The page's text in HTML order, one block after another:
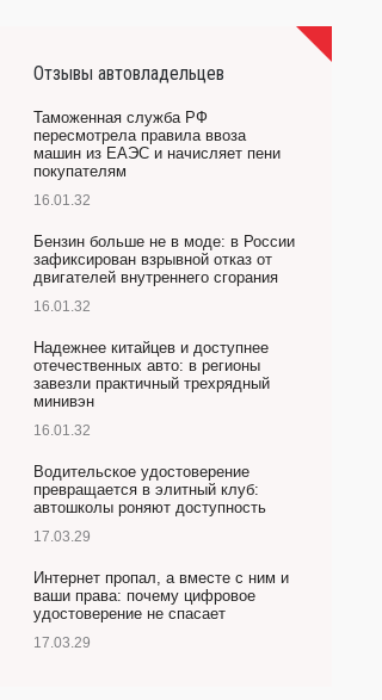
Отзывы автовладельцев
Таможенная служба РФ
пересмотрела правила ввоза
машин из ЕАЭС и начисляет пени
покупателям
16.01.32
Бензин больше не в моде: в России
зафиксирован взрывной отказ от
двигателей внутреннего сгорания
16.01.32
Надежнее китайцев и доступнее
отечественных авто: в регионы
завезли практичный трехрядный
минивэн
16.01.32
Водительское удостоверение
превращается в элитный клуб:
автошколы роняют доступность
17.03.29
Интернет пропал, а вместе с ним и
ваши права: почему цифровое
удостоверение не спасает
17.03.29